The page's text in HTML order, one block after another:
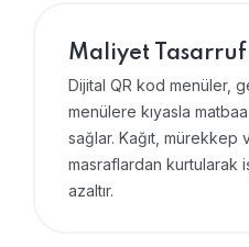
Maliyet
Dijital QR kod menüler,
menülere kıyasla
sağlar. Kağıt, mürekkep
masraflardan kurtularak
azaltır.